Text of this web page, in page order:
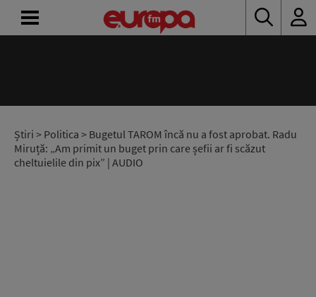
Știri > Politica > Bugetul TAROM încă nu a fost aprobat. Radu
Miruță: „Am primit un buget prin care șefii ar fi scăzut
cheltuielile din pix” | AUDIO
RADIO
CONCURSURI